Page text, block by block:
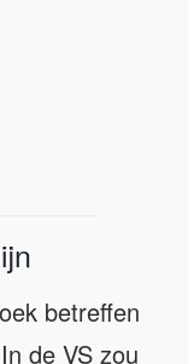
betreffen
de VS zou